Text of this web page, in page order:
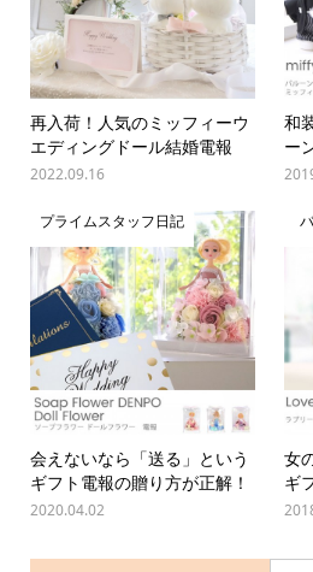
再入荷！人気のミッフィーウ
エディングドール結婚電報
2022.09.16
和
ー
プライムスタッフ日記
会えないなら「送る」という
ギフト電報の贈り方が正解！
2020.04.02
女
ギ